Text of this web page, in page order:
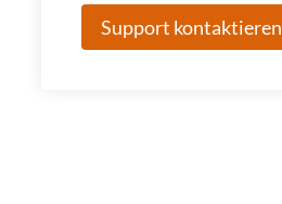
Support kontaktieren